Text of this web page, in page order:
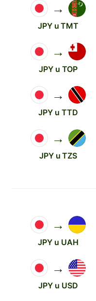
→
JPY u TMT
→
JPY u TOP
→
JPY u TTD
→
JPY u TZS
→
JPY u UAH
→
JPY u USD